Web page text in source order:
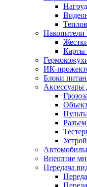
Карты
ИК-
Блоки
Аксессуары
Внешние
Передача